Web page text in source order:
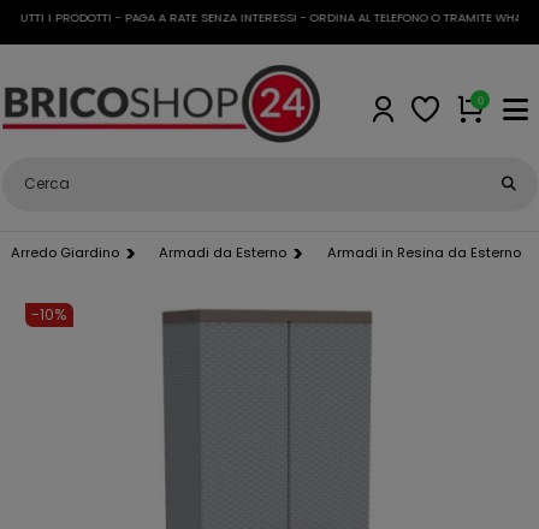
I PRODOTTI - PAGA A RATE SENZA INTERESSI - ORDINA AL TELEFONO O TRAMITE WHATSAPP
0
Arredo Giardino Armadi da Esterno Armadi in Resina da Esterno
-10%